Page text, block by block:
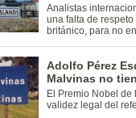
Analistas
una falta de
británico, para no
Adolfo Pérez
Malvinas no
El Premio Nobel de
validez legal del